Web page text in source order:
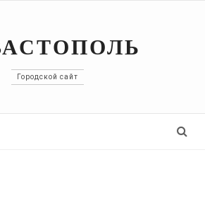
Городской сайт